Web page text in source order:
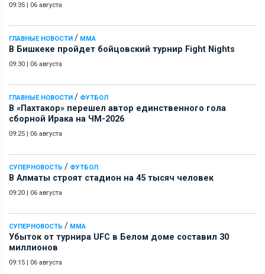
09:35 | 06 августа
ГЛАВНЫЕ НОВОСТИ / ММА
В Бишкеке пройдет бойцовский турнир Fight Nights
09:30 | 06 августа
ГЛАВНЫЕ НОВОСТИ / ФУТБОЛ
В «Пахтакор» перешел автор единственного гола
сборной Ирака на ЧМ-2026
09:25 | 06 августа
СУПЕРНОВОСТЬ / ФУТБОЛ
В Алматы строят стадион на 45 тысяч человек
09:20 | 06 августа
СУПЕРНОВОСТЬ / ММА
Убыток от турнира UFC в Белом доме составил 30
миллионов
09:15 | 06 августа